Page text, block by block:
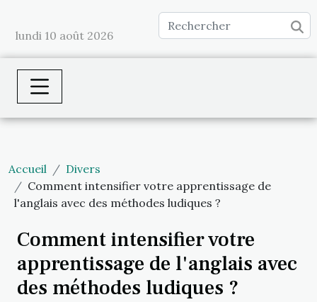
lundi 10 août 2026
Accueil
Divers
Comment intensifier votre apprentissage de
l'anglais avec des méthodes ludiques ?
Comment intensifier votre
apprentissage de l'anglais avec
des méthodes ludiques ?